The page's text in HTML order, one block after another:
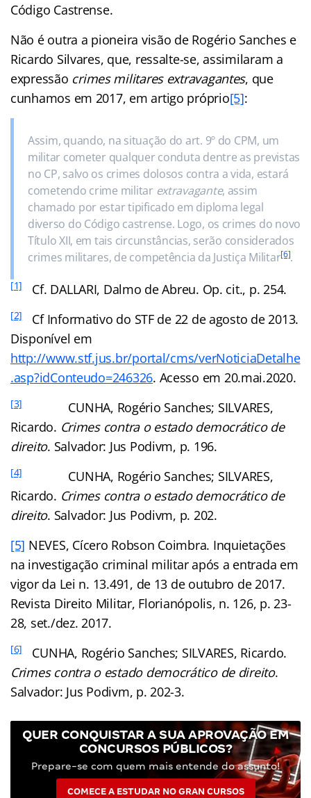
Código Castrense.
Não é outra a pioneira visão de Rogério Sanches e
Ricardo Silvares, que, ressalte-se, assimilaram a
expressão crimes militares extravagantes, que
cunhamos em 2017, em artigo próprio[5]:
Assim, quando, na situação do art. 9º do CPM, um
militar cometer qualquer conduta dentre as previstas
no CP, salvo os crimes dolosos contra a vida, estará
cometendo crime militar extravagante, assim
chamado por estar tipificado em diploma legal
diverso do Código castrense. Logo, os crimes do novo
Título XII, em tais circunstâncias, serão considerados
crimes militares, de competência da Justiça Militar[6].
[1]Cf. DALLARI, Dalmo de Abreu. Op. cit., p. 254.
[2]Cf Informativo do STF de 22 de agosto de 2013.
Disponível em
http://www.stf.jus.br/portal/cms/verNoticiaDetalhe
.asp?idConteudo=246326. Acesso em 20.mai.2020.
[3]CUNHA, Rogério Sanches; SILVARES,
Ricardo. Crimes contra o estado democrático de
direito. Salvador: Jus Podivm, p. 196.
[4]CUNHA, Rogério Sanches; SILVARES,
Ricardo. Crimes contra o estado democrático de
direito. Salvador: Jus Podivm, p. 202.
[5] NEVES, Cícero Robson Coimbra. Inquietações
na investigação criminal militar após a entrada em
vigor da Lei n. 13.491, de 13 de outubro de 2017.
Revista Direito Militar, Florianópolis, n. 126, p. 23-
28, set./dez. 2017.
[6]CUNHA, Rogério Sanches; SILVARES, Ricardo.
Crimes contra o estado democrático de direito.
Salvador: Jus Podivm, p. 202-3.
QUER CONQUISTAR A SUA APROVAÇÃO EM
CONCURSOS PÚBLICOS?
Prepare-se com quem mais entende do assunto!
COMECE A ESTUDAR NO GRAN CURSOS